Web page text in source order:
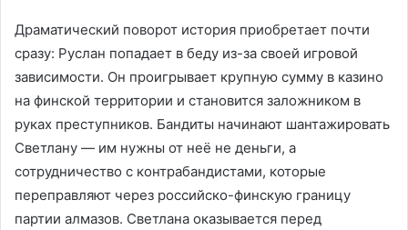
Драматический поворот история приобретает почти
сразу: Руслан попадает в беду из-за своей игровой
зависимости. Он проигрывает крупную сумму в казино
на финской территории и становится заложником в
руках преступников. Бандиты начинают шантажировать
Светлану — им нужны от неё не деньги, а
сотрудничество с контрабандистами, которые
переправляют через российско-финскую границу
партии алмазов. Светлана оказывается перед